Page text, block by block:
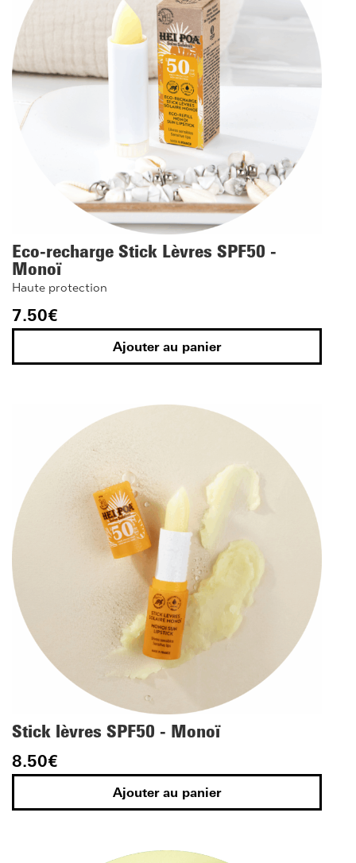
Eco-recharge Stick Lèvres SPF50 -
Monoï
Haute protection
7.50€
Ajouter au panier
Stick lèvres SPF50 - Monoï
8.50€
Ajouter au panier